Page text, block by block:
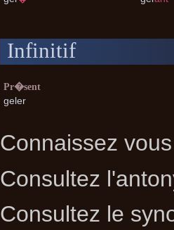
Infinitif
Pr�sent
geler
Connaissez
Consultez
Consultez le